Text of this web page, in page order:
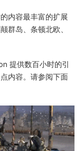
内容最丰富的扩展
群岛、条顿北欧、
提供数百小时的引
内容。请参阅下面